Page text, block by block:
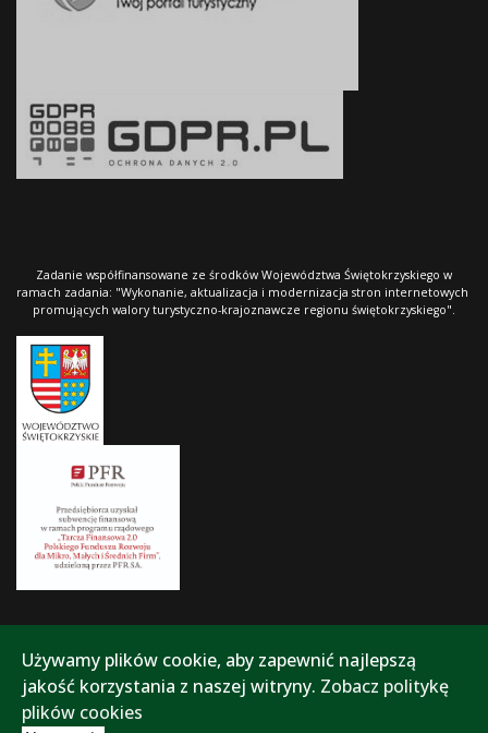
Zadanie współfinansowane ze środków Województwa Świętokrzyskiego w
ramach zadania: "Wykonanie, aktualizacja i modernizacja stron internetowych
promujących walory turystyczno-krajoznawcze regionu świętokrzyskiego".
Używamy plików cookie, aby zapewnić najlepszą
jakość korzystania z naszej witryny. Zobacz politykę
plików cookies